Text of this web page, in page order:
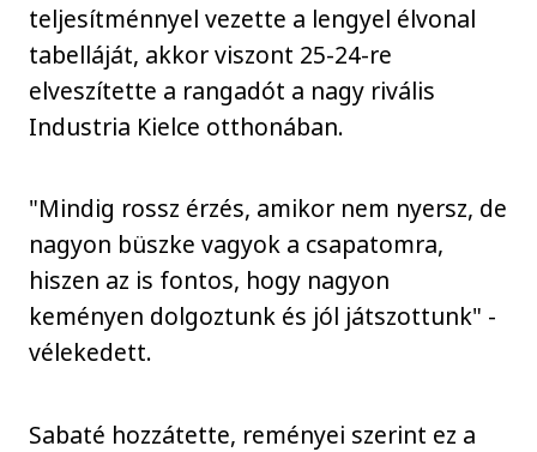
teljesítménnyel vezette a lengyel élvonal
tabelláját, akkor viszont 25-24-re
elveszítette a rangadót a nagy rivális
Industria Kielce otthonában.
"Mindig rossz érzés, amikor nem nyersz, de
nagyon büszke vagyok a csapatomra,
hiszen az is fontos, hogy nagyon
keményen dolgoztunk és jól játszottunk" -
vélekedett.
Sabaté hozzátette, reményei szerint ez a